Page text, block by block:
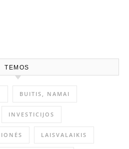
TEMOS
BUITIS, NAMAI
INVESTICIJOS
LAISVALAIKIS